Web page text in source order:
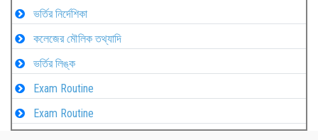
ভর্তির নির্দেশিকা
কলেজের মৌলিক তথ্যাদি
ভর্তির লিঙ্ক
Exam Routine
Exam Routine